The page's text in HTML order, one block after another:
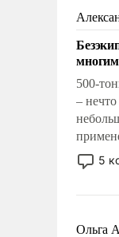
раз и
500-
–
наши
5
Ольга